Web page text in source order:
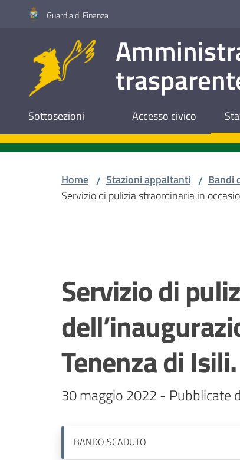
Vai al contenuto
Vai alla navigazione
Vai al footerGuardia di Finanza
Sottosezioni Accesso civico
Home / Stazioni appaltanti / Bandi
Servizio di pulizia straordinaria in
Servizio di
Tenenza di Isili.
BANDO SCADUTO